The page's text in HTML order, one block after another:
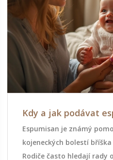
Kdy a jak podávat
Espumisan je známý
kojeneckých bolestí
Rodiče často hledají rady